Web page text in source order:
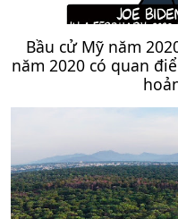
Bầu cử Mỹ năm
năm 2020 có quan